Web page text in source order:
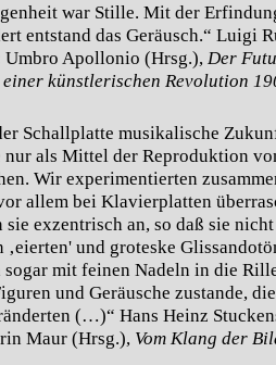
war Stille. Mit der
entstand das Geräusch.“ Luigi
Apollonio (Hrsg.), Der
künstlerischen Revolution
Schallplatte musikalische
nur als Mittel der Reproduktion
Wir experimentierten
allem bei Klavierplatten
exzentrisch an, so daß sie nicht
und groteske
mit feinen Nadeln in die
und Geräusche zustande,
(…)“ Hans Heinz
Maur (Hrsg.), Vom Klang der